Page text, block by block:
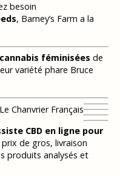
besoin
, Barney’s Farm a la
féminisées de
variété phare Bruce
Chanvrier Français
CBD en ligne pour
de gros, livraison
produits analysés et